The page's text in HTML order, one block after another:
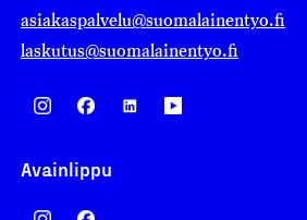
asiakaspalvelu@suomalainentyo.fi
laskutus@suomalainentyo.fi
Avainlippu